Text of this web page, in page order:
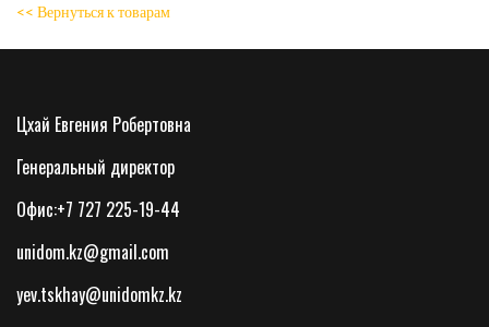
<< Вернуться к товарам
Цхай Евгения Робертовна
Генеральный директор
Офис:+7 727 225-19-44
unidom.kz@gmail.com
yev.tskhay@unidomkz.kz